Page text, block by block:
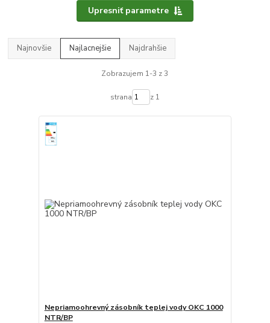
Upresniť parametre
Najnovšie Najlacnejšie Najdrahšie
Zobrazujem 1-3 z 3
strana z 1
Nepriamoohrevný zásobník teplej vody OKC 1000
NTR/BP